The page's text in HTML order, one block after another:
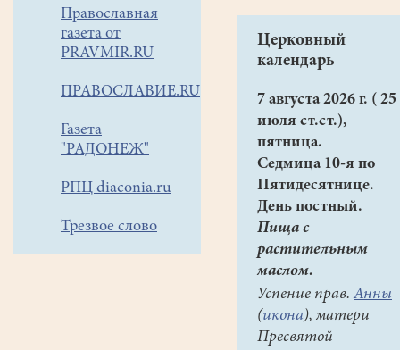
Православная
газета от
PRAVMIR.RU
ПРАВОСЛАВИЕ.RU
Газета
"РАДОНЕЖ"
РПЦ diaconia.ru
Трезвое слово
Церковный
календарь
7 августа 2026 г. ( 25
июля ст.ст.),
пятница.
Седмица 10-я по
Пятидесятнице.
День постный.
Пища с
растительным
маслом.
Успение прав. Анны
(икона), матери
Пресвятой